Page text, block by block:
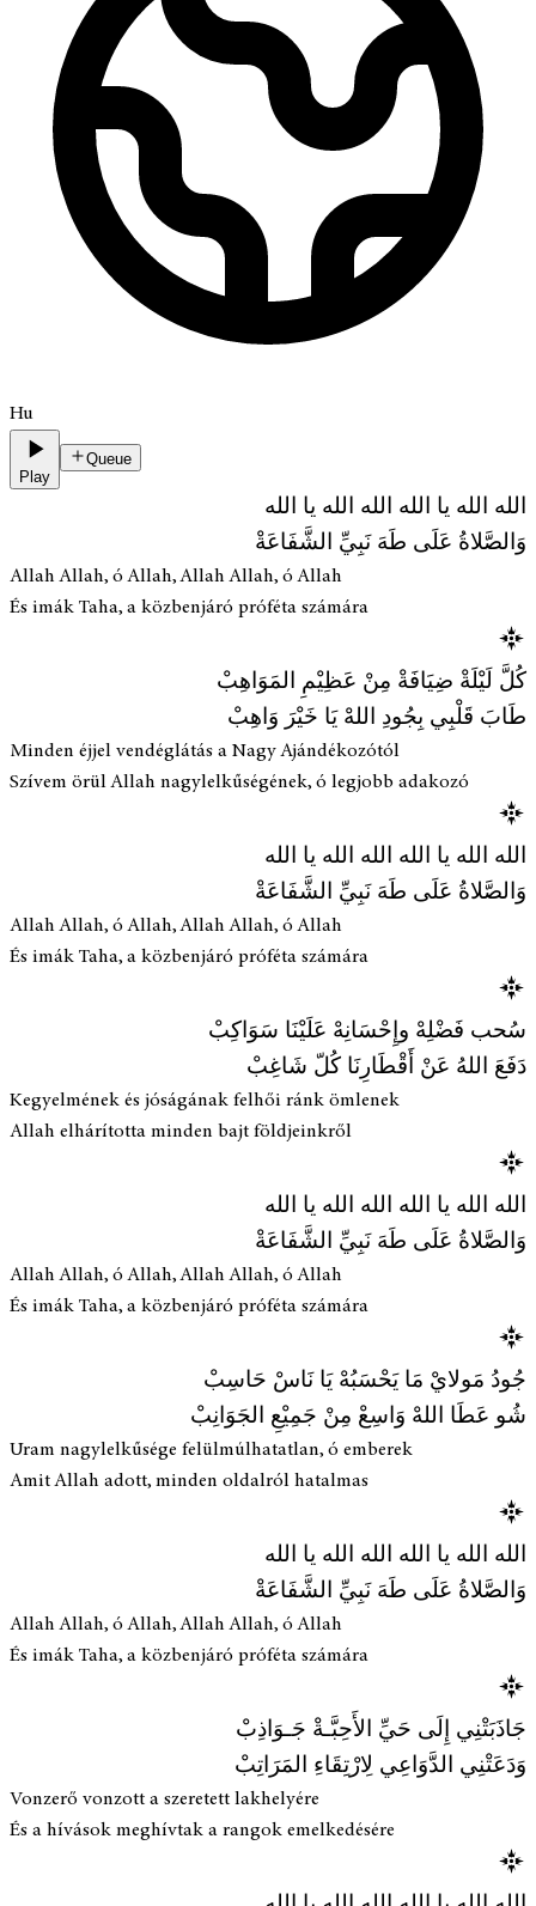
Hu
Play
Queue
الله الله يا الله الله الله يا الله
وَالصَّلاةُ عَلَى طَهَ نَبِيِّ الشَّفَاعَةْ
Allah Allah, ó Allah, Allah Allah, ó Allah
És imák Taha, a közbenjáró próféta számára
كُلَّ لَيْلَةْ ضِيَافَةْ مِنْ عَظِيْمِ المَوَاهِبْ
طَابَ قَلْبِي بِجُودِ اللهْ يَا خَيْرَ وَاهِبْ
Minden éjjel vendéglátás a Nagy Ajándékozótól
Szívem örül Allah nagylelkűségének, ó legjobb adakozó
الله الله يا الله الله الله يا الله
وَالصَّلاةُ عَلَى طَهَ نَبِيِّ الشَّفَاعَةْ
Allah Allah, ó Allah, Allah Allah, ó Allah
És imák Taha, a közbenjáró próféta számára
سُحب فَضْلِهْ وإِحْسَانِهْ عَلَيْنَا سَوَاكِبْ
دَفَعَ اللهُ عَنْ أَقْطَارِنَا كُلّ شَاغِبْ
Kegyelmének és jóságának felhői ránk ömlenek
Allah elhárította minden bajt földjeinkről
الله الله يا الله الله الله يا الله
وَالصَّلاةُ عَلَى طَهَ نَبِيِّ الشَّفَاعَةْ
Allah Allah, ó Allah, Allah Allah, ó Allah
És imák Taha, a közbenjáró próféta számára
جُودُ مَولايْ مَا يَحْسَبُهْ يَا نَاسْ حَاسِبْ
شُو عَطَا اللهْ وَاسِعْ مِنْ جَمِيْعِ الجَوَانِبْ
Uram nagylelkűsége felülmúlhatatlan, ó emberek
Amit Allah adott, minden oldalról hatalmas
الله الله يا الله الله الله يا الله
وَالصَّلاةُ عَلَى طَهَ نَبِيِّ الشَّفَاعَةْ
Allah Allah, ó Allah, Allah Allah, ó Allah
És imák Taha, a közbenjáró próféta számára
جَاذَبَتْنِي إِلَى حَيِّ الأَحِبَّـةْ جَـوَاذِبْ
وَدَعَتْنِي الدَّوَاعِي لِارْتِقَاءِ المَرَاتِبْ
Vonzerő vonzott a szeretett lakhelyére
És a hívások meghívtak a rangok emelkedésére